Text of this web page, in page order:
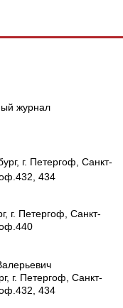
журнал
г. Петергоф, Санкт-
434
г. Петергоф, Санкт-
г. Петергоф Санкт-
434